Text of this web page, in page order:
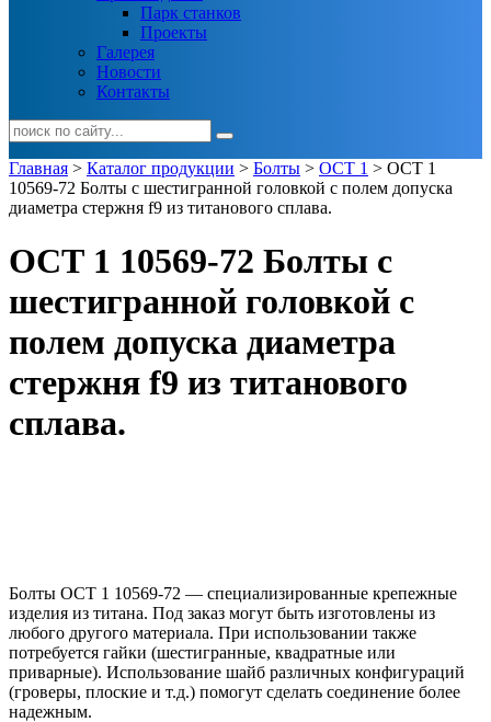
Парк станков
Проекты
Галерея
Новости
Контакты
Главная > Каталог продукции > Болты > ОСТ 1 > ОСТ 1
10569-72 Болты с шестигранной головкой с полем допуска
диаметра стержня f9 из титанового сплава.
ОСТ 1 10569-72 Болты с
шестигранной головкой с
полем допуска диаметра
стержня f9 из титанового
сплава.
Болты ОСТ 1 10569-72 — специализированные крепежные
изделия из титана. Под заказ могут быть изготовлены из
любого другого материала. При использовании также
потребуется гайки (шестигранные, квадратные или
приварные). Использование шайб различных конфигураций
(гроверы, плоские и т.д.) помогут сделать соединение более
надежным.